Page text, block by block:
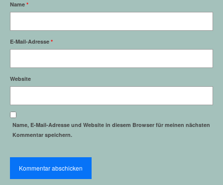
Name *
E-Mail-Adresse *
Website
Name, E-Mail-Adresse und Website in diesem Browser für meinen nächsten
Kommentar speichern.